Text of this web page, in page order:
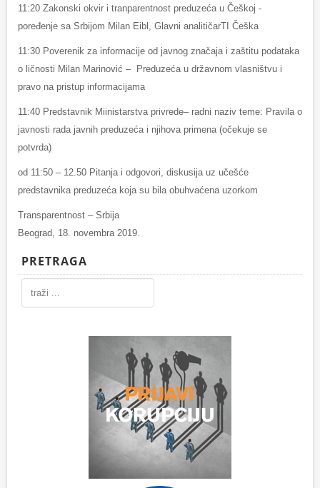
11:20 Zakonski okvir i tranparentnost preduzeća u Češkoj -
poređenje sa Srbijom Milan Eibl, Glavni analitičarTI Češka
11:30 Poverenik za informacije od javnog značaja i zaštitu podataka
o ličnosti Milan Marinović – Preduzeća u državnom vlasništvu i
pravo na pristup informacijama
11:40 Predstavnik Miinistarstva privrede– radni naziv teme: Pravila o
javnosti rada javnih preduzeća i njihova primena (očekuje se
potvrda)
od 11:50 – 12.50 Pitanja i odgovori, diskusija uz učešće
predstavnika preduzeća koja su bila obuhvaćena uzorkom
Transparentnost – Srbija
Beograd, 18. novembra 2019.
PRETRAGA